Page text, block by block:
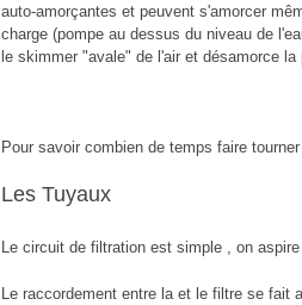
auto-amorçantes et peuvent s'amorcer
charge (pompe au dessus du niveau de
le skimmer "avale" de l'air et désamorce la
Pour savoir combien de temps faire
Les Tuyaux
Le circuit de filtration est simple , on
Le raccordement entre la et le filtre se